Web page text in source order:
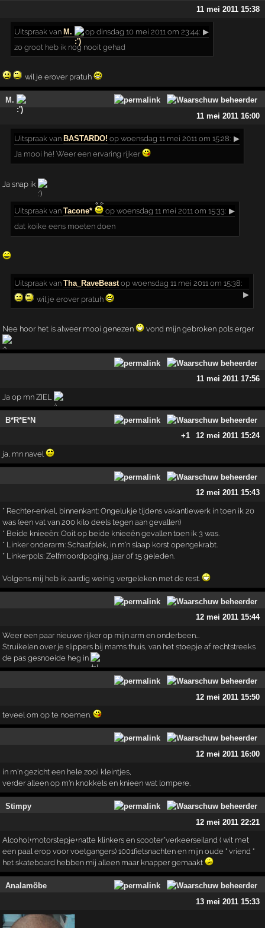
11 mei 2011 15:38
Uitspraak vanM. op dinsdag 10 mei 2011 om 23:44: ▶
zo groot heb ik nog nooit gehad
wil je erover pratuh
M.
11 mei 2011 16:00
Uitspraak van BASTARDO! op woensdag 11 mei 2011 om 15:28: ▶
Ja mooi hè! Weer een ervaring rijker
Ja snap ik
Uitspraak vanTacone* op woensdag 11 mei 2011 om 15:33: ▶
dat koike eens moeten doen
Uitspraak vanTha_RaveBeastop woensdag 11 mei 2011 om 15:38:
▶
wil je erover pratuh
Nee hoor het is alweer mooi genezen vond mijn gebroken pols erger
11 mei 2011 17:56
Ja op mn ZIEL
B*R*E*N
+1
12 mei 2011 15:24
ja, mn navel
12 mei 2011 15:43
* Rechter-enkel, binnenkant: Ongelukje tijdens vakantiewerk in toen ik 20
was (een vat van 200 kilo deels tegen aan gevallen)
* Beide knieeën: Ooit op beide knieeën gevallen toen ik 3 was.
* Linker onderarm: Schaafplek, in m'n slaap korst opengekrabt.
* Linkerpols: Zelfmoordpoging, jaar of 15 geleden.
Volgens mij heb ik aardig weinig vergeleken met de rest.
12 mei 2011 15:44
Weer een paar nieuwe rijker op mijn arm en onderbeen...
Struikelen over je slippers bij mams thuis, van het stoepje af rechtstreeks
de pas gesnoeide heg in
12 mei 2011 15:50
teveel om op te noemen.
12 mei 2011 16:00
in m'n gezicht een hele zooi kleintjes,
verder alleen op m'n knokkels en knieen wat lompere.
Stimpy
12 mei 2011 22:21
Alcohol+motorstepje+natte klinkers en scooter*verkeerseiland ( wit met
een paal erop voor voetgangers) 1001fietsnachten en mijn oude " vriend "
het skateboard hebben mij alleen maar knapper gemaakt
Analamöbe
13 mei 2011 15:33